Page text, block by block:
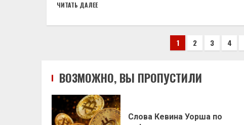
ЧИТАТЬ ДАЛЕЕ
Пагинация
1 2 3 4
ВОЗМОЖНО, ВЫ ПРОПУСТИЛИ
Слова Кевина Уорша по